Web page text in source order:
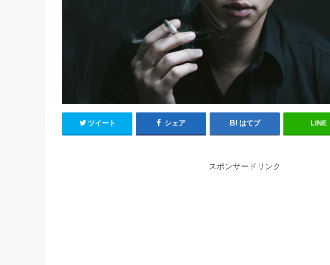
ツイート シェア はてブ LINE
スポンサードリンク